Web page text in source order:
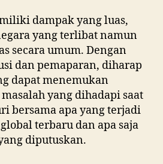
dampak yang luas,
yang terlibat namun
secara umum. Dengan
dan pemaparan, diharap
dapat menemukan
yang dihadapi saat
bersama apa yang terjadi
terbaru dan apa saja
diputuskan.